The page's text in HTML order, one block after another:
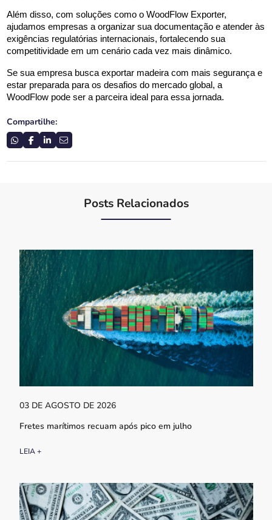
Além disso, com soluções como o WoodFlow Exporter,
ajudamos empresas a organizar sua documentação e atender às
exigências regulatórias internacionais, fortalecendo sua
competitividade em um cenário cada vez mais dinâmico.
Se sua empresa busca exportar madeira com mais segurança e
estar preparada para os desafios do mercado global, a
WoodFlow pode ser a parceira ideal para essa jornada.
Compartilhe:
Posts Relacionados
03 DE AGOSTO DE 2026
Fretes marítimos recuam após pico em julho
LEIA +